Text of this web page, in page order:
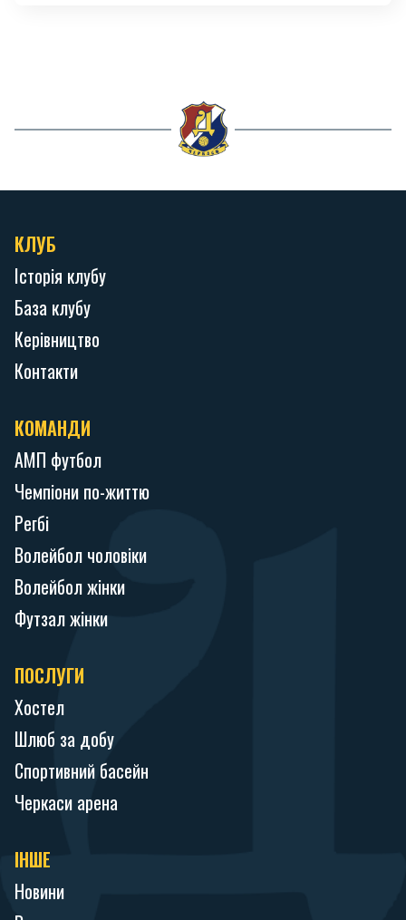
КЛУБ
Історія клубу
База клубу
Керівництво
Контакти
КОМАНДИ
АМП футбол
Чемпіони по-життю
Регбі
Волейбол чоловіки
Волейбол жінки
Футзал жінки
ПОСЛУГИ
Хостел
Шлюб за добу
Спортивний басейн
Черкаси арена
ІНШЕ
Новини